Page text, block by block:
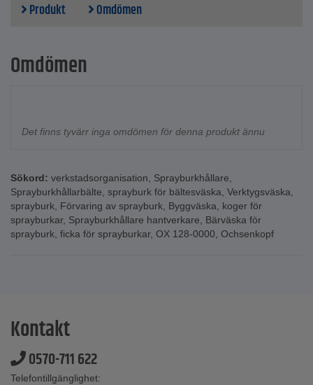
Produkt Omdömen
Omdömen
Det finns tyvärr inga omdömen för denna produkt ännu
Sökord: verkstadsorganisation, Sprayburkhållare,
Sprayburkhållarbälte, sprayburk för bältesväska, Verktygsväska,
sprayburk, Förvaring av sprayburk, Byggväska, koger för
sprayburkar, Sprayburkhållare hantverkare, Bärväska för
sprayburk, ficka för sprayburkar, OX 128-0000, Ochsenkopf
Kontakt
0570-711 622
Telefontillgänglighet: